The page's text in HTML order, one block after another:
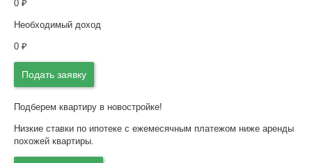
0 ₽
Необходимый доход
0 ₽
Подать заявку
Подберем квартиру в новостройке!
Низкие ставки по ипотеке с ежемесячным платежом ниже аренды
похожей квартиры.